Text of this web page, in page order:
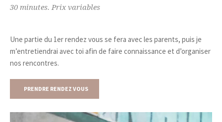
30 minutes. Prix variables
Une partie du 1er rendez vous se fera avec les parents, puis je
m’entretiendrai avec toi afin de faire connaissance et d’organiser
nos rencontres.
PRENDRE RENDEZ VOUS